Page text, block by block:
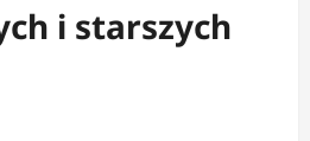
i starszych